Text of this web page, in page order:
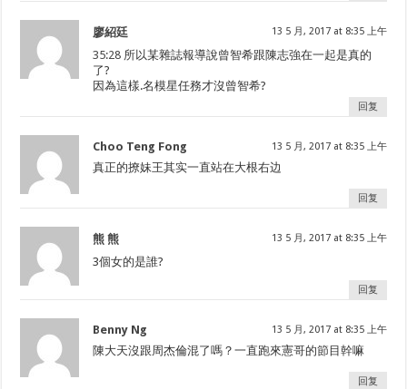
廖紹廷 13 5 月, 2017 at 8:35 上午
35:28 所以某雜誌報導說曾智希跟陳志強在一起是真的
了?
因為這樣.名模星任務才沒曾智希?
回复
Choo Teng Fong 13 5 月, 2017 at 8:35 上午
真正的撩妹王其实一直站在大根右边
回复
熊 熊 13 5 月, 2017 at 8:35 上午
3個女的是誰?
回复
Benny Ng 13 5 月, 2017 at 8:35 上午
陳大天沒跟周杰倫混了嗎？一直跑來憲哥的節目幹嘛
回复